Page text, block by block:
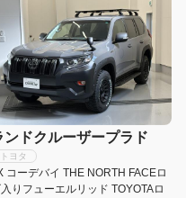
ンドクルーザープラド
トヨタ
コーデバイ THE NORTH FACEロ
りフューエルリッド TOYOTAロ